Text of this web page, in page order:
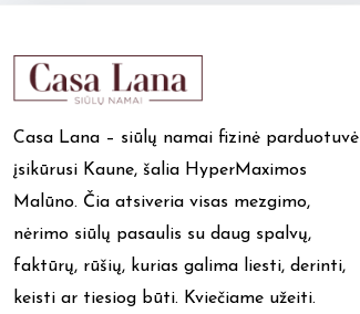
may
be
chosen
on
the
product
Casa Lana – siūlų namai fizinė parduotuvė
įsikūrusi Kaune, šalia HyperMaximos
Malūno. Čia atsiveria visas mezgimo,
nėrimo siūlų pasaulis su daug spalvų,
faktūrų, rūšių, kurias galima liesti, derinti,
keisti ar tiesiog būti. Kviečiame užeiti.